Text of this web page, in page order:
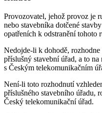
Provozovatel, jehož provoz je
nebo stavebníka dotčené
opatřeních k odstranění tohoto
Nedojde-li k dohodě,
příslušný stavební úřad, a to
s Českým telekomunikačním
Není-li toto rozhodnutí
příslušného stavebního úřadu,
Český telekomunikační úřad.